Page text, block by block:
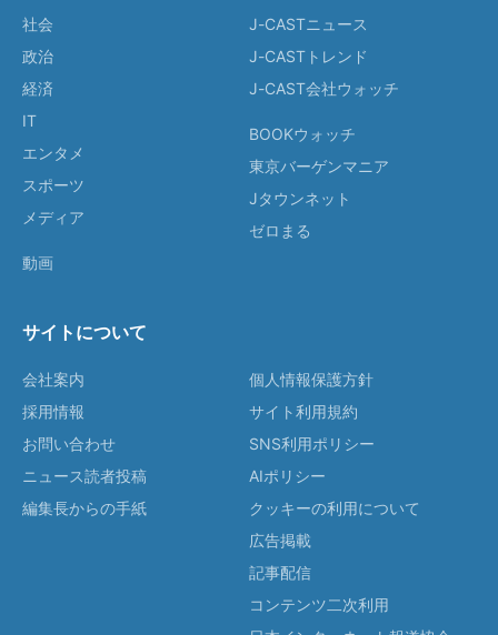
社会
政治
経済
IT
エンタメ
スポーツ
メディア
動画
J-CASTニュース
J-CASTトレンド
J-CAST会社ウォッチ
BOOKウォッチ
東京バーゲンマニア
Jタウンネット
ゼロまる
サイトについて
会社案内
採用情報
お問い合わせ
ニュース読者投稿
編集長からの手紙
個人情報保護方針
サイト利用規約
SNS利用ポリシー
AIポリシー
クッキーの利用について
広告掲載
記事配信
コンテンツ二次利用